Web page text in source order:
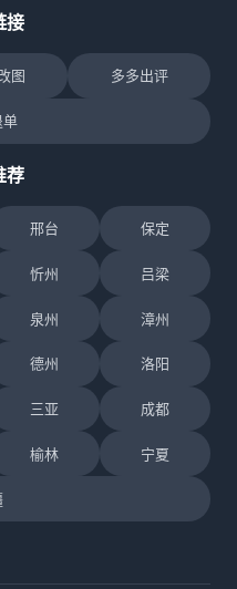
接
图 多多出评
单
荐
邢台 保定
忻州 吕梁
泉州 漳州
德州 洛阳
三亚 成都
榆林 宁夏